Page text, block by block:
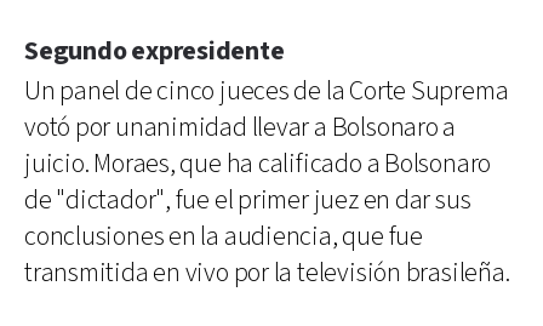
Segundo expresidente
Un panel de cinco jueces de la Corte Suprema
votó por unanimidad llevar a Bolsonaro a
juicio. Moraes, que ha calificado a Bolsonaro
de "dictador", fue el primer juez en dar sus
conclusiones en la audiencia, que fue
transmitida en vivo por la televisión brasileña.